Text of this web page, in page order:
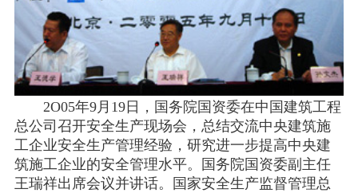
2O05年9月19日，国务院国资委在中国建筑工程
总公司召开安全生产现场会，总结交流中央建筑施
工企业安全生产管理经验，研究进一步提高中央建
筑施工企业的安全管理水平。国务院国资委副主任
王瑞祥出席会议并讲话。国家安全生产监督管理总